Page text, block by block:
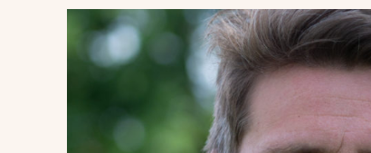
Send
e-
post